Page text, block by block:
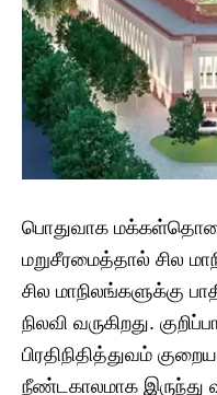
பொதுவாக
மறுசீரமைத்தால் சில
சில மாநிலங்களுக்கு
நிலவி வருகிறது.
பிரதிநிதித்துவம்
நீண்டகாலமாக இருந்து